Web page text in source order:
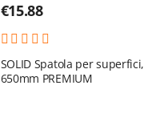
€15.88
SOLID Spatola per superfici,
650mm PREMIUM